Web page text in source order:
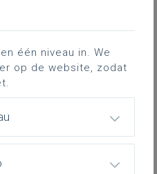
vragen die we
van de
één niveau in. We
op de website, zodat